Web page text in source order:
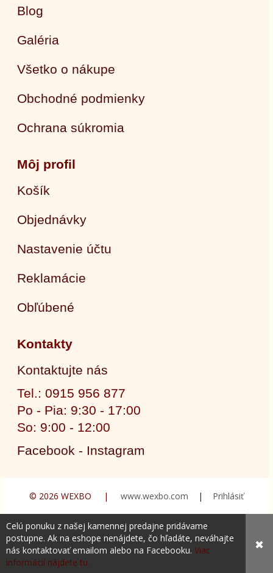
Blog
Galéria
Všetko o nákupe
Obchodné podmienky
Ochrana súkromia
Môj profil
Košík
Objednávky
Nastavenie účtu
Reklamácie
Obľúbené
Kontakty
Kontaktujte nás
Tel.: 0915 956 877
Po - Pia: 9:30 - 17:00
So: 9:00 - 12:00
Facebook - Instagram
© 2026 WEXBO | www.wexbo.com | Prihlásiť
Celú ponuku z našej kamennej predajne pridávame
postupne. Ak na eshope nenájdete, čo hľadáte, neváhajte
nás kontaktovať emailom alebo na Facebooku. Viac
informácií nájdete tu.
✖